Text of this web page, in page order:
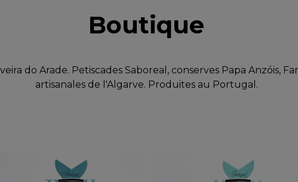
Boutique
do Arade. Petiscades Saboreal, conserves Papa Anzóis,
artisanales de l'Algarve. Produites au Portugal.